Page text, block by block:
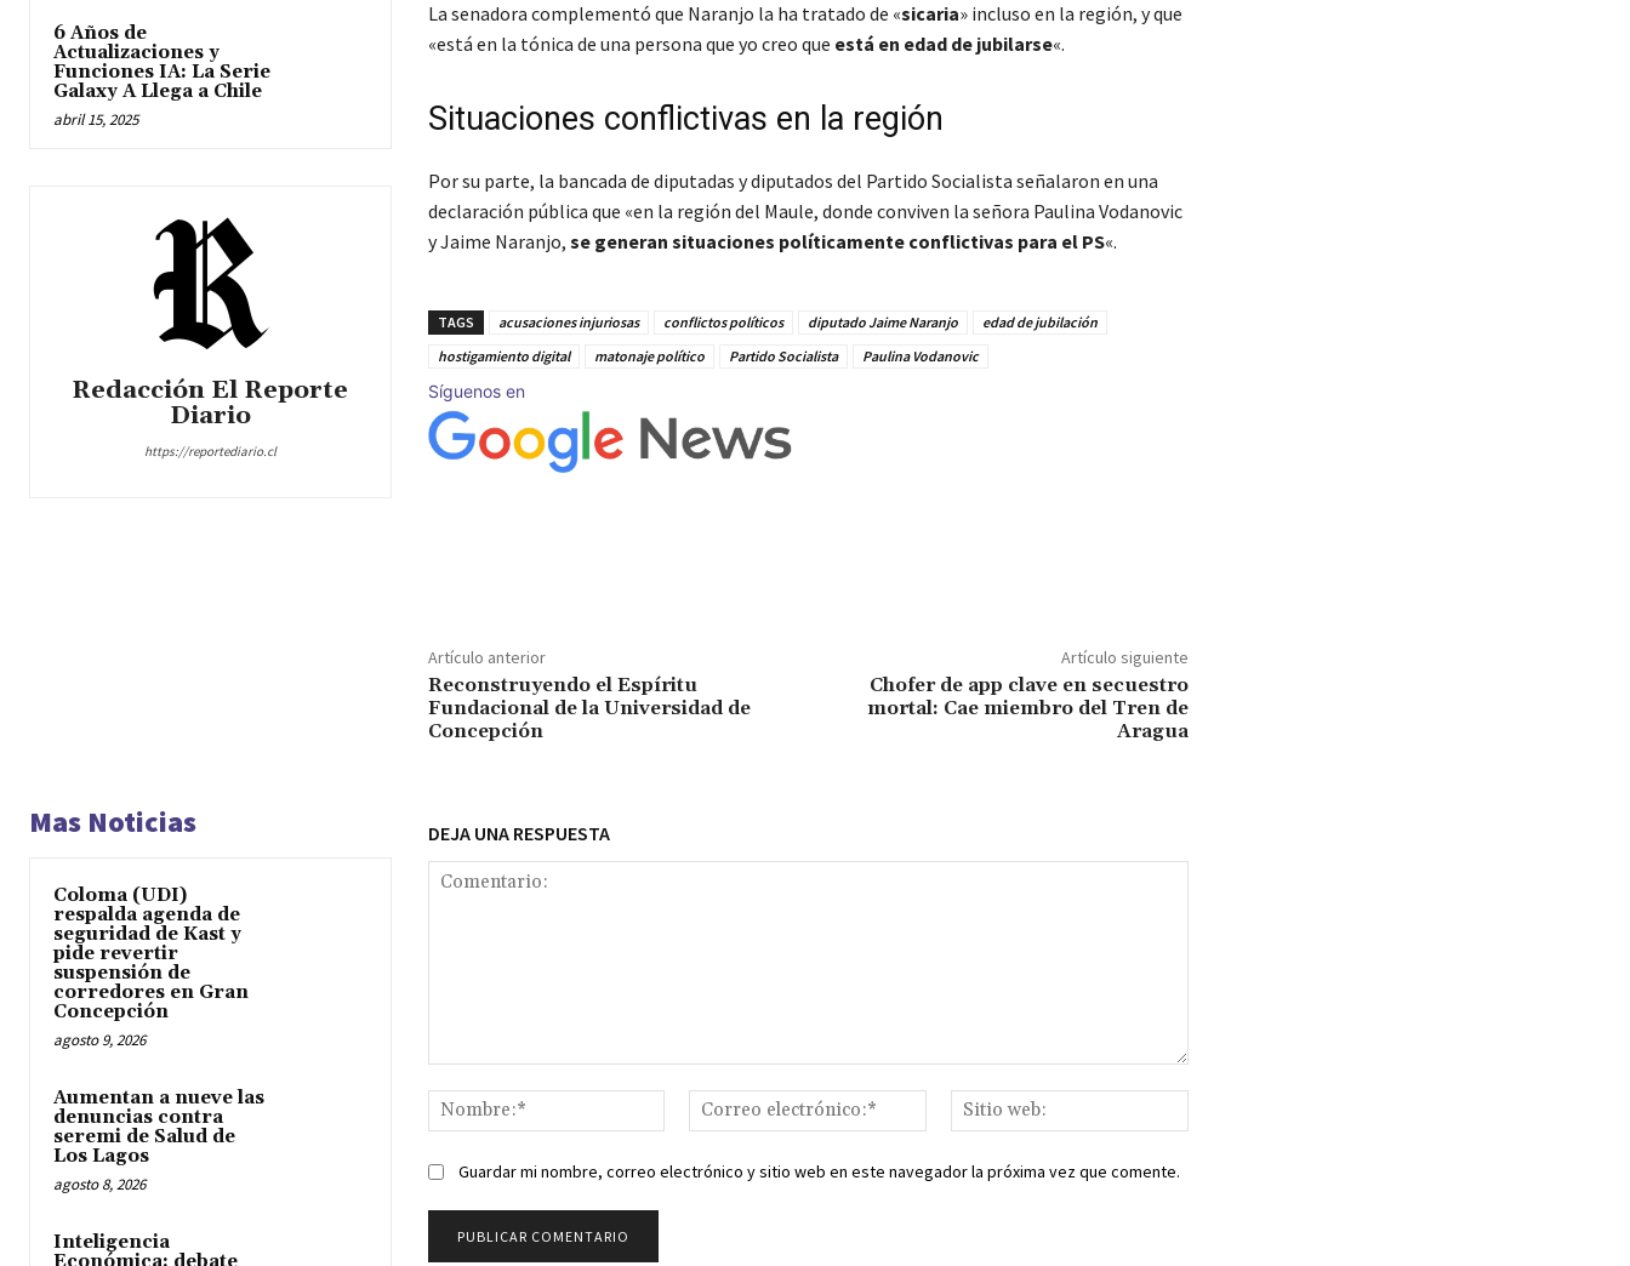
6 Años de
Actualizaciones y
Funciones IA: La Serie
Galaxy A Llega a Chile
abril 15, 2025
Redacción El Reporte
Diario
https://reportediario.cl
La senadora complementó que Naranjo la ha tratado de «sicaria» incluso en la región, y que
«está en la tónica de una persona que yo creo que está en edad de jubilarse«.
Situaciones conflictivas en la región
Por su parte, la bancada de diputadas y diputados del Partido Socialista señalaron en una
declaración pública que «en la región del Maule, donde conviven la señora Paulina Vodanovic
y Jaime Naranjo, se generan situaciones políticamente conflictivas para el PS«.
TAGS acusaciones injuriosas conflictos políticos diputado Jaime Naranjo
edad de jubilación
hostigamiento digital
matonaje político Partido Socialista Paulina Vodanovic
Síguenos en
Artículo anterior
Reconstruyendo el Espíritu
Fundacional de la Universidad de
Concepción
Artículo siguiente
Chofer de app clave en secuestro
mortal: Cae miembro del Tren de
Aragua
Mas Noticias
Coloma (UDI)
respalda agenda de
seguridad de Kast y
pide revertir
suspensión de
corredores en Gran
Concepción
agosto 9, 2026
Aumentan a nueve las
denuncias contra
seremi de Salud de
Los Lagos
agosto 8, 2026
Inteligencia
DEJA UNA RESPUESTA
Nombre:*
Correo
electrónico:*
web:
Guardar mi nombre, correo electrónico y sitio web en este navegador la próxima vez que comente.